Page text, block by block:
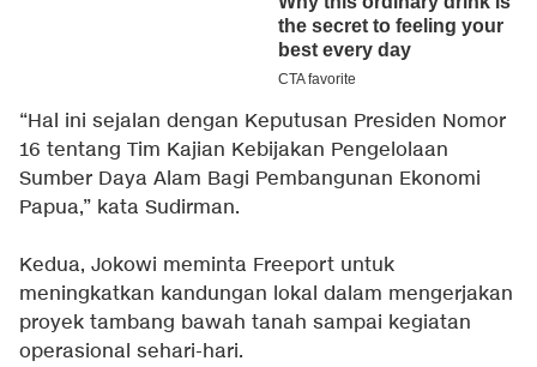
“Hal ini sejalan dengan Keputusan Presiden Nomor
16 tentang Tim Kajian Kebijakan Pengelolaan
Sumber Daya Alam Bagi Pembangunan Ekonomi
Papua,” kata Sudirman.
Kedua, Jokowi meminta Freeport untuk
meningkatkan kandungan lokal dalam mengerjakan
proyek tambang bawah tanah sampai kegiatan
operasional sehari-hari.